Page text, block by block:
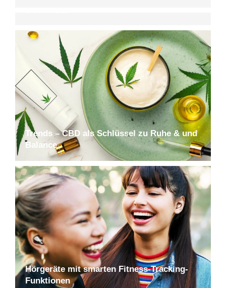
Trends – CBD als Schlüssel zu Ruhe & und
Balance
Hörgeräte mit smarten Fitness-Tracking-
Funktionen